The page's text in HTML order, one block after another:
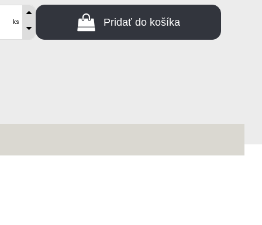
ks Pridať do košíka